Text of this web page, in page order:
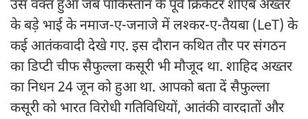
उस वक्त हुआ जब पाकिस्तान के पूर्व क्रिकेटर शोएब अख्तर
के बड़े भाई के नमाज-ए-जनाजे में लश्कर-ए-तैयबा (LeT) के
कई आतंकवादी देखे गए. इस दौरान कथित तौर पर संगठन
का डिप्टी चीफ सैफुल्ला कसूरी भी मौजूद था. शाहिद अख्तर
का निधन 24 जून को हुआ था. आपको बता दें सैफुल्ला
कसूरी को भारत विरोधी गतिविधियों, आतंकी वारदातों और